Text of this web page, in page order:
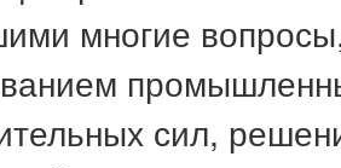
многие
сил,